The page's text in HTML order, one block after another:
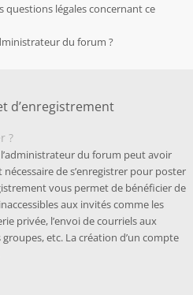
questions légales concernant ce
du forum ?
d’enregistrement
?
du forum peut avoir
de s’enregistrer pour poster
vous permet de bénéficier de
aux invités comme les
privée, l’envoi de courriels aux
etc. La création d’un compte